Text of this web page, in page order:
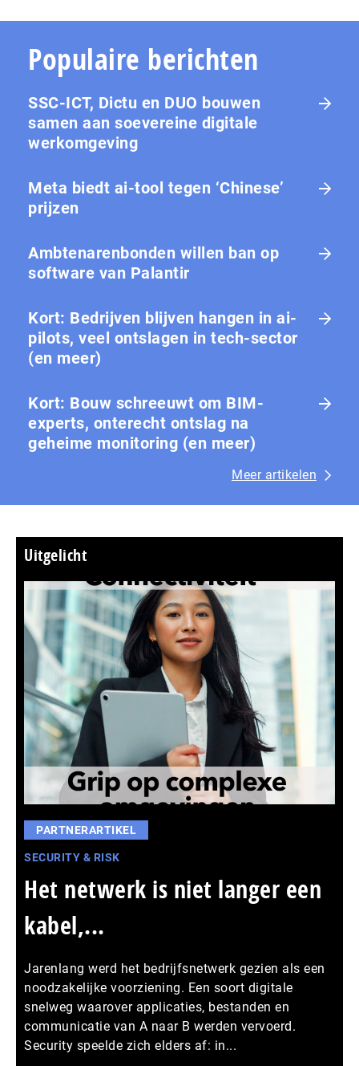
Populaire berichten
SSC-ICT, Dictu en DUO bouwen
samen aan soevereine digitale
werkomgeving
Meta biedt ai-tool tegen ‘Chinese’
prijzen
Ambtenarenbonden willen ban op
software van Palantir
Kort: Bedrijven blijven hangen in ai-
pilots, veel ontslagen in tech-sector
(en meer)
Kort: Bouw schreeuwt om BIM-
experts, onterecht ontslag na
geheime monitoring (en meer)
Meer artikelen
Uitgelicht
PARTNERARTIKEL
SECURITY & RISK
Het netwerk is niet langer een
kabel,...
Jarenlang werd het bedrijfsnetwerk gezien als een
noodzakelijke voorziening. Een soort digitale
snelweg waarover applicaties, bestanden en
communicatie van A naar B werden vervoerd.
Security speelde zich elders af: in...